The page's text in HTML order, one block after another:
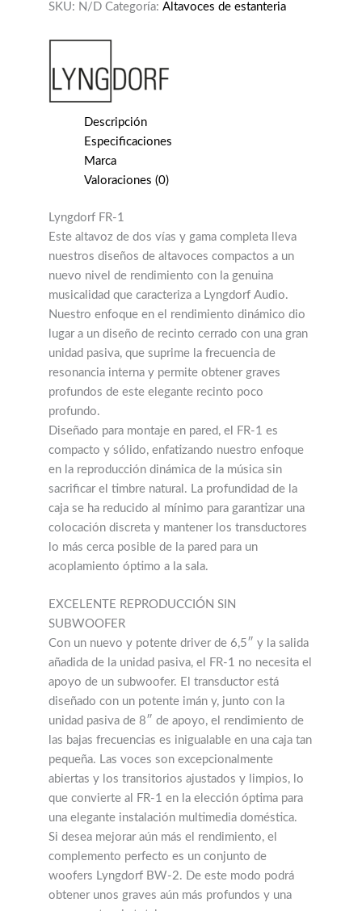
SKU: N/D Categoría: Altavoces de estanteria
Descripción
Especificaciones
Marca
Valoraciones (0)
Lyngdorf FR-1
Este altavoz de dos vías y gama completa lleva
nuestros diseños de altavoces compactos a un
nuevo nivel de rendimiento con la genuina
musicalidad que caracteriza a Lyngdorf Audio.
Nuestro enfoque en el rendimiento dinámico dio
lugar a un diseño de recinto cerrado con una gran
unidad pasiva, que suprime la frecuencia de
resonancia interna y permite obtener graves
profundos de este elegante recinto poco
profundo.
Diseñado para montaje en pared, el FR-1 es
compacto y sólido, enfatizando nuestro enfoque
en la reproducción dinámica de la música sin
sacrificar el timbre natural. La profundidad de la
caja se ha reducido al mínimo para garantizar una
colocación discreta y mantener los transductores
lo más cerca posible de la pared para un
acoplamiento óptimo a la sala.
EXCELENTE REPRODUCCIÓN SIN
SUBWOOFER
Con un nuevo y potente driver de 6,5″ y la salida
añadida de la unidad pasiva, el FR-1 no necesita el
apoyo de un subwoofer. El transductor está
diseñado con un potente imán y, junto con la
unidad pasiva de 8″ de apoyo, el rendimiento de
las bajas frecuencias es inigualable en una caja tan
pequeña. Las voces son excepcionalmente
abiertas y los transitorios ajustados y limpios, lo
que convierte al FR-1 en la elección óptima para
una elegante instalación multimedia doméstica.
Si desea mejorar aún más el rendimiento, el
complemento perfecto es un conjunto de
woofers Lyngdorf BW-2. De este modo podrá
obtener unos graves aún más profundos y una